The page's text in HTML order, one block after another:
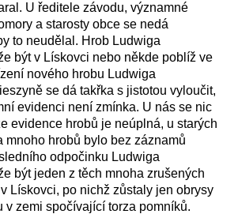
U ředitele závodu, významné
a starosty obce se nedá
to neudělal. Hrob Ludwiga
být v Lískovci nebo někde poblíž ve
nového hrobu Ludwiga
se dá takřka s jistotou vyloučit,
evidenci není zmínka. U nás se nic
evidence hrobů je neúplná, u starých
mnoho hrobů bylo bez záznamů
odpočinku Ludwiga
být jeden z těch mnoha zrušených
Lískovci, po nichž zůstaly jen obrysy
v zemi spočívající torza pomníků.